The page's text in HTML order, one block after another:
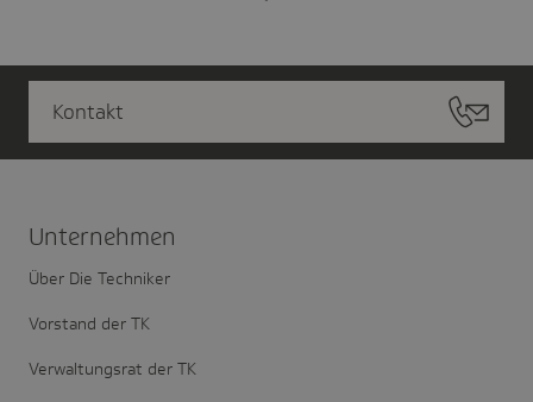
Kontakt
Unter­nehmen
Über Die Techniker
Vorstand der TK
Verwaltungsrat der TK